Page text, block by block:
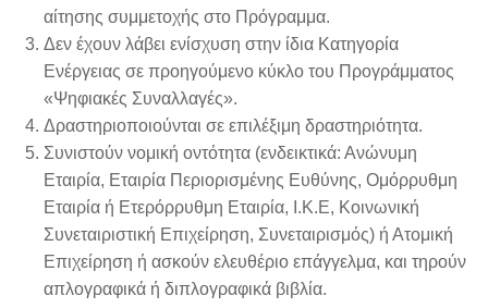
αίτησης συμμετοχής στο Πρόγραμμα.
Δεν έχουν λάβει ενίσχυση στην ίδια Κατηγορία
Ενέργειας σε προηγούμενο κύκλο του Προγράμματος
«Ψηφιακές Συναλλαγές».
Δραστηριοποιούνται σε επιλέξιμη δραστηριότητα.
Συνιστούν νομική οντότητα (ενδεικτικά: Ανώνυμη
Εταιρία, Εταιρία Περιορισμένης Ευθύνης, Ομόρρυθμη
Εταιρία ή Ετερόρρυθμη Εταιρία, Ι.Κ.Ε, Κοινωνική
Συνεταιριστική Επιχείρηση, Συνεταιρισμός) ή Ατομική
Επιχείρηση ή ασκούν ελευθέριο επάγγελμα, και τηρούν
απλογραφικά ή διπλογραφικά βιβλία.